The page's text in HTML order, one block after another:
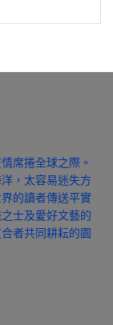
席捲全球之際。
，太容易迷失方
的讀者傳送平實
士及愛好文藝的
者共同耕耘的園